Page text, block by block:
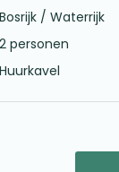
Bosrijk / Waterrijk
2 personen
Huurkavel